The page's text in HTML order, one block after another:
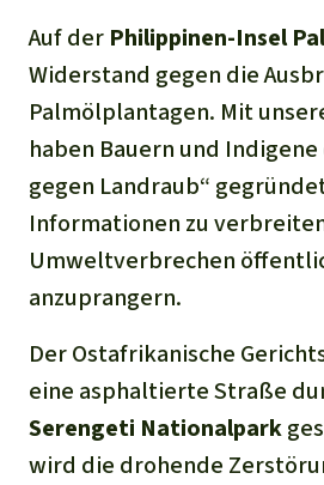
Auf der Philippinen-Insel
Widerstand gegen die
Palmölplantagen. Mit
haben Bauern und
gegen Landraub“
Informationen zu
Umweltverbrechen
anzuprangern.
Der Ostafrikanische
eine asphaltierte Straße
Serengeti Nationalpark
wird die drohende